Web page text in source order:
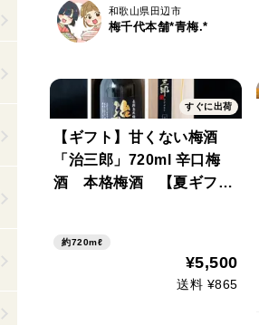
和歌山県田辺市
梅千代本舗*青梅.*
すぐに出荷
【ギフト】甘くない梅酒
「治三郎」720ml 辛口梅
酒 本格梅酒 【夏ギフ
約720mℓ
¥5,500
送料 ¥865